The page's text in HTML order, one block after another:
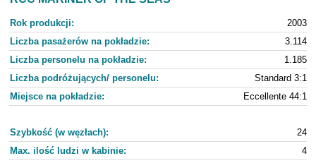
Rok produkcji:
2003
Liczba pasażerów na pokładzie:
3.114
Liczba personelu na pokładzie:
1.185
Liczba podróżujących/ personelu:
Standard 3:1
Miejsce na pokładzie:
Eccellente 44:1
Szybkość (w węzłach):
24
Max. ilość ludzi w kabinie:
4